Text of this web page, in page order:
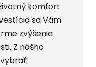
komfort
sa Vám
zvýšenia
Z nášho